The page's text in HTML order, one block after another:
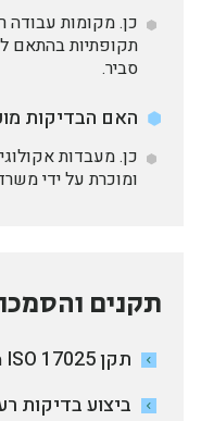
כן. מקומות עבודה
תקופתיות בהתאם
סביר.
האם הבדיקות
ומוכרת על ידי
תקנים
תקן ISO 17025
ביצוע בדיקות